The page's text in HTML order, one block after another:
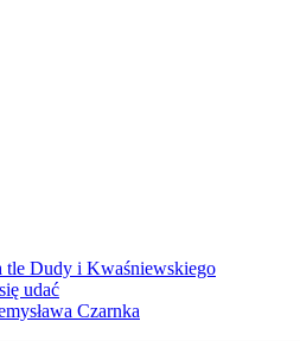
tle Dudy i Kwaśniewskiego
udać
Czarnka